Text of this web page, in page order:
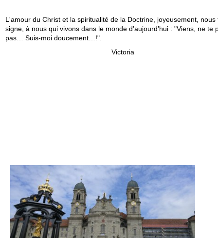
L'amour du Christ et la spiritualité de la Doctrine, joyeusement, nous
signe, à nous qui vivons dans le monde d’aujourd’hui : "Viens, ne te
pas… Suis-moi doucement…!".
Victoria